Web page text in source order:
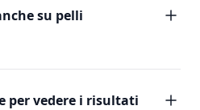
su pelli
per vedere i risultati